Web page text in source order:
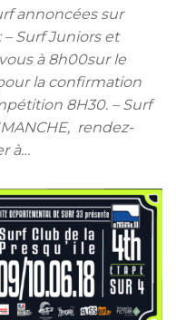
annoncées sur
– Surf Juniors et
à 8h00sur le
la confirmation
8H30. – Surf
rendez-
à…